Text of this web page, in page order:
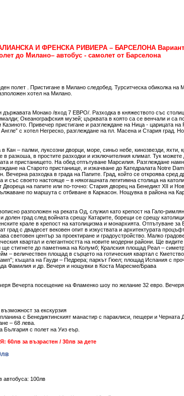
И ФРЕНСКА РИВИЕРА – БАРСЕЛОНА
до Милано– автобус - самолет от Барселона
полет . Пристигане в Милано следобед. Турситческа обиколка на
хотел на Милано.
държавата Монако /вход 7 ЕВРО/. Разходка в княжеството със
Океанографския музей; църквата в която са се венчали и са
Привечер пристигане и разглеждане на Ница - царицата на
с хотел Негреско, разглеждане на пл. Масена и Стария град.
Кан – палми, луксозни дворци, море, синьо небе, кинозвезди, яхти,
разкоша, в простите разходки и изключителния климат. Тук можете
и пристанището. На обед отпътуване Марсилия. Разглеждане
на Старото пристанище, и изкачване до Катедралата Notre
разходка в града на Папите. Град, който се откроява сред
и със своето настояще – в някогашната легитимна столица на
Двореца на папите или по-точно: Стария дворец на Бенедикт XII и
по маршута с отбиване в Каркасон. Нощувка в района на
разположен на реката Од, служил като крепост на Гало-
долен град след войната срещу Катарите, борещи се срещу
крале в крепост на католицизма и монархията. Отпътуване за
град с двадесет вековен опит в изкуствата и архитектурата
световен център за проектиране и градоустройство. Малко
квартал и елегантността на новите модерни райони. Ще
ще стигнете до паметника на Колумб; Кралския площад Реал –
– величествен площад в сърцето на готическия квартал с
къщата на Гауди – Педрера; паркът Гюел; площад Испания с
Фамилия и др. Вечеря и нощувки в Коста Маресме/Брава
Вечерта посещение на Фламенко шоу по желание 32 евро.
за екскурзия
с Бенедиктинският манастир с параклиси, пещери и Черната
– 68 лева.
с полет на Уиз еър.
за възрастен / 30лв за дете
автобуса: 100лв